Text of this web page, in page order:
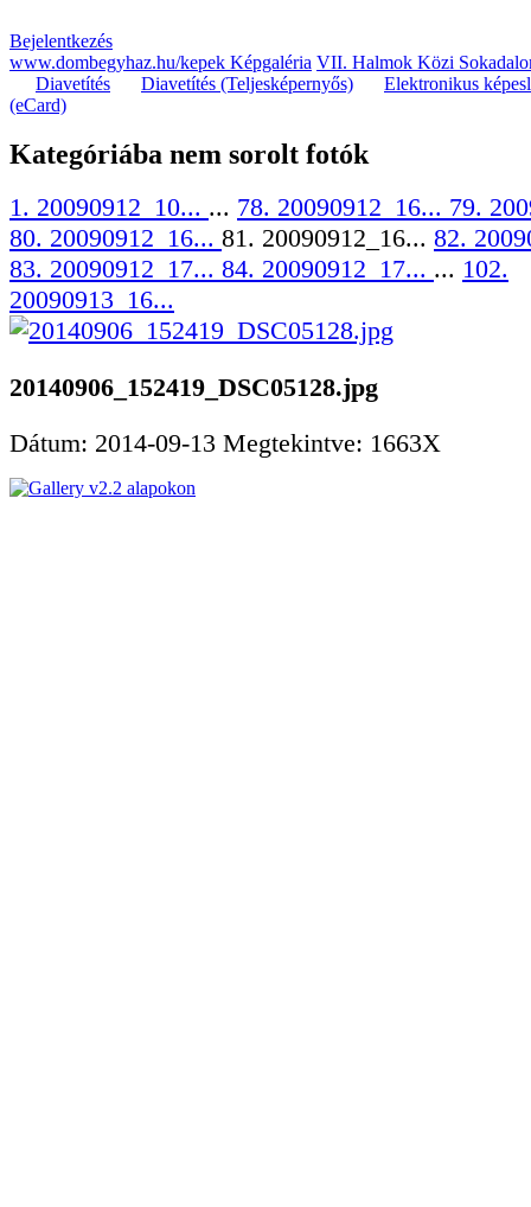
Bejelentkezés
www.dombegyhaz.hu/kepek Képgaléria VII. Halmok Közi
Diavetítés
Diavetítés (Teljesképernyős)
Elektronikus
(eCard)
Kategóriába nem sorolt fotók
1. 20090912_10... ... 78. 20090912_16... 79.
80. 20090912_16... 81. 20090912_16... 82.
83. 20090912_17... 84. 20090912_17... ... 102.
20090913_16...
20140906_152419_DSC05128.jpg
Dátum: 2014-09-13 Megtekintve: 1663X